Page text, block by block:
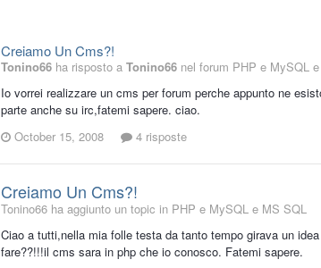
Creiamo Un Cms?!
Tonino66 ha risposto a Tonino66 nel forum PHP e MySQL
Io vorrei realizzare un cms per forum perche appunto ne
parte anche su irc,fatemi sapere. ciao.
October 15, 2008
4 risposte
Creiamo Un Cms?!
Tonino66 ha aggiunto un topic in PHP e MySQL e MS SQL
Ciao a tutti,nella mia folle testa da tanto tempo girava un
fare??!!!il cms sara in php che io conosco. Fatemi sapere.